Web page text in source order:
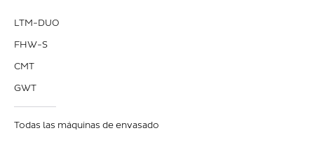
LTM-DUO
FHW-S
CMT
GWT
Todas las máquinas de envasado